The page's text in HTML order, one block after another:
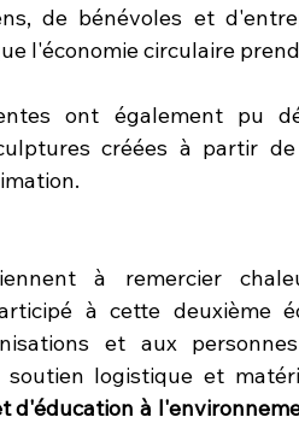
de bénévoles et
l'économie circulaire
ont également pu
créées à partir
à remercier
à cette deuxième
et aux
logistique et
d'éducation à